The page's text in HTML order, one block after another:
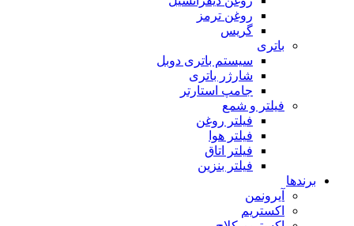
روغن ترمز
گریس
باتری
سیستم باتری دوبل
شارژر باتری
جامپ استارتر
فیلتر و شمع
فیلتر روغن
فیلتر هوا
فیلتر اتاق
فیلتر بنزین
برندها
آیرونمن
اکستریم